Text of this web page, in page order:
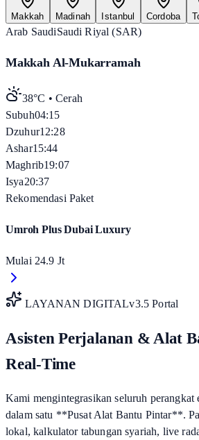
Makkah Madinah Istanbul Cordoba
Arab SaudiSaudi Riyal (SAR)
Makkah Al-Mukarramah
38°C •Cerah
Subuh04:15
Dzuhur12:28
Ashar15:44
Maghrib19:07
Isya20:37
Rekomendasi Paket
Umroh Plus Dubai Luxury
Mulai 24.9 Jt
LAYANAN DIGITALv3.5 Portal
Asisten Perjalanan & Alat
Real-Time
Kami mengintegrasikan seluruh perangkat
dalam satu **Pusat Alat Bantu Pintar**.
lokal, kalkulator tabungan syariah, live